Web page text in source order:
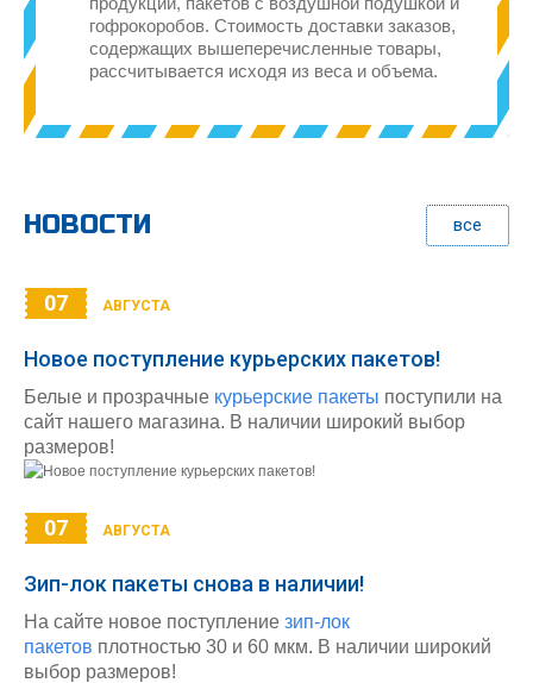
гофрокоробов. Стоимость доставки заказов,
содержащих вышеперечисленные товары,
рассчитывается исходя из веса и объема.
НОВОСТИ все
07 АВГУСТА
Новое поступление курьерских пакетов!
Белые и прозрачные курьерские пакеты поступили на
сайт нашего магазина. В наличии широкий выбор
размеров!
07 АВГУСТА
Зип-лок пакеты снова в наличии!
На сайте новое поступление зип-лок
пакетов плотностью 30 и 60 мкм. В наличии широкий
выбор размеров!